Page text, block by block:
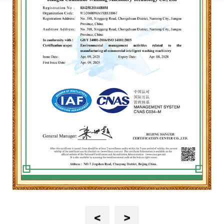
dụng.
Ngoài ra, Kingstar còn cung cấp máy giặt nghiêng trước 100kg và 120kg.
Những máy này có chức năng xả nghiêng, giúp việc dỡ đồ vải trở nên dễ
dàng hơn đáng kể. Thiết kế này giúp tránh phải kéo mạnh, do đó ngăn
ngừa hư hỏng có thể xảy ra đối với khăn trải giường.
Previous Next